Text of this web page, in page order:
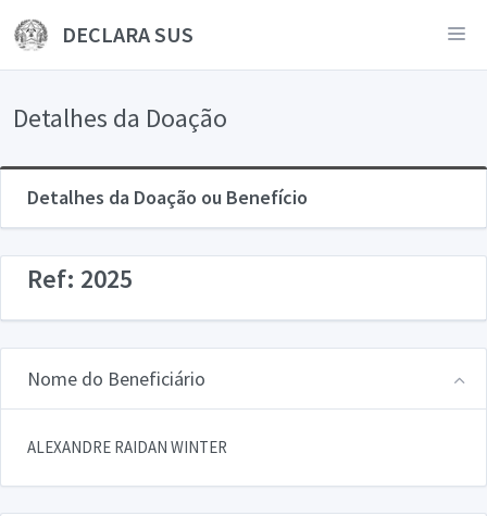
DECLARA SUS
Detalhes da Doação
Detalhes da Doação ou Benefício
Ref: 2025
Nome do Beneficiário
ALEXANDRE RAIDAN WINTER